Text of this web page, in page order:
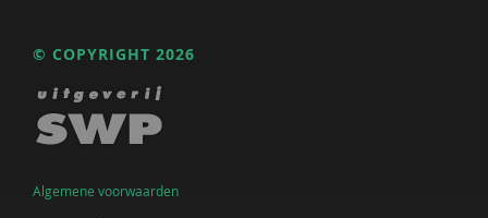
© COPYRIGHT 2026
Algemene voorwaarden